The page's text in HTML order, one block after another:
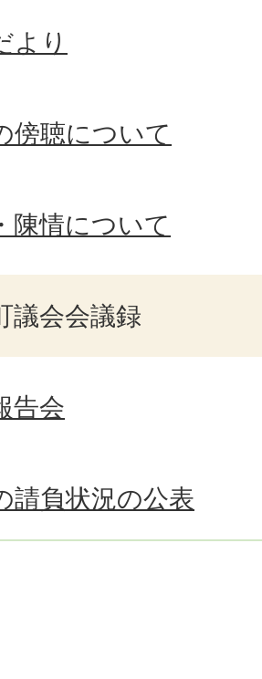
より
傍聴について
陳情について
議会会議録
告会
請負状況の公表